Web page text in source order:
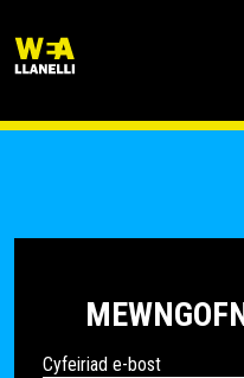
Cyfeiriad e-bost